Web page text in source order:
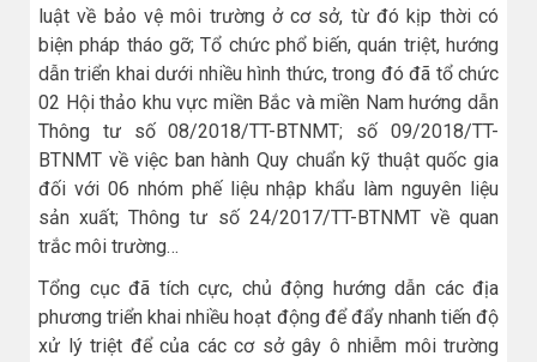
luật về bảo vệ môi trường ở cơ sở, từ đó kịp thời có
biện pháp tháo gỡ; Tổ chức phổ biến, quán triệt, hướng
dẫn triển khai dưới nhiều hình thức, trong đó đã tổ chức
02 Hội thảo khu vực miền Bắc và miền Nam hướng dẫn
Thông tư số 08/2018/TT-BTNMT; số 09/2018/TT-
BTNMT về việc ban hành Quy chuẩn kỹ thuật quốc gia
đối với 06 nhóm phế liệu nhập khẩu làm nguyên liệu
sản xuất; Thông tư số 24/2017/TT-BTNMT về quan
trắc môi trường…
Tổng cục đã tích cực, chủ động hướng dẫn các địa
phương triển khai nhiều hoạt động để đẩy nhanh tiến độ
xử lý triệt để của các cơ sở gây ô nhiễm môi trường